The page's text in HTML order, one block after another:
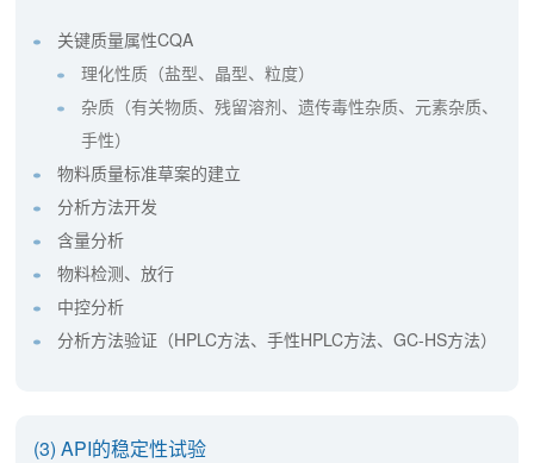
关键质量属性CQA
理化性质（盐型、晶型、粒度）
杂质（有关物质、残留溶剂、遗传毒性杂质、元素杂质、
手性）
物料质量标准草案的建立
分析方法开发
含量分析
物料检测、放行
中控分析
分析方法验证（HPLC方法、手性HPLC方法、GC-HS方法）
(3) API的稳定性试验